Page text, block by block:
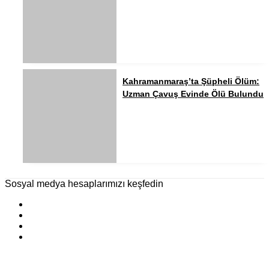
Kahramanmaraş’ta Şüpheli Ölüm:
Uzman Çavuş Evinde Ölü Bulundu
Sosyal medya hesaplarımızı keşfedin